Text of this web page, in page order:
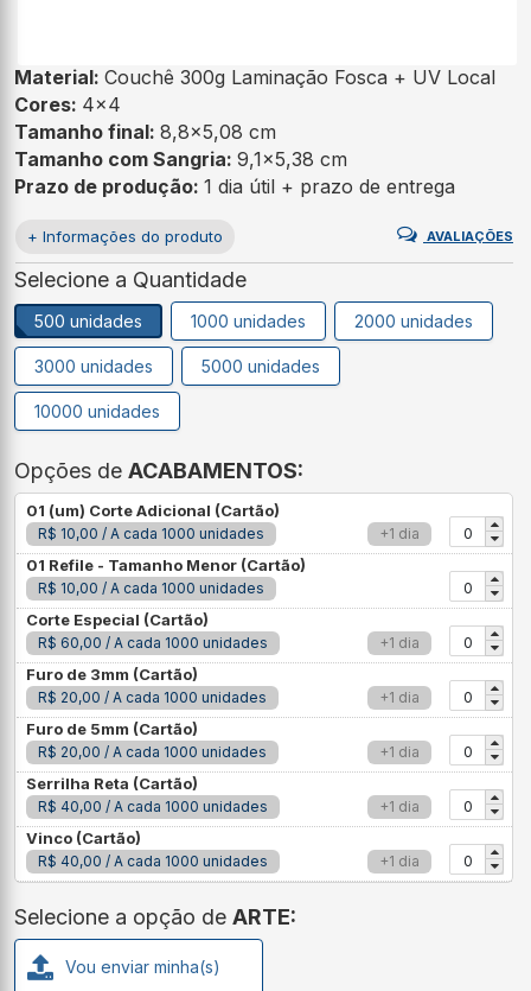
Material: Couchê 300g Laminação Fosca + UV Local
Cores: 4x4
Tamanho final: 8,8x5,08 cm
Tamanho com Sangria: 9,1x5,38 cm
Prazo de produção: 1 dia útil + prazo de entrega
+ Informações do produto AVALIAÇÕES
Selecione a Quantidade
500 unidades 1000 unidades 2000 unidades
3000 unidades 5000 unidades
10000 unidades
Opções de ACABAMENTOS:
01 (um) Corte Adicional (Cartão)
R$ 10,00 / A cada 1000 unidades +1 dia
01 Refile - Tamanho Menor (Cartão)
R$ 10,00 / A cada 1000 unidades
Corte Especial (Cartão)
R$ 60,00 / A cada 1000 unidades +1 dia
Furo de 3mm (Cartão)
R$ 20,00 / A cada 1000 unidades +1 dia
Furo de 5mm (Cartão)
R$ 20,00 / A cada 1000 unidades +1 dia
Serrilha Reta (Cartão)
R$ 40,00 / A cada 1000 unidades +1 dia
Vinco (Cartão)
R$ 40,00 / A cada 1000 unidades +1 dia
Selecione a opção de ARTE:
Vou enviar minha(s)